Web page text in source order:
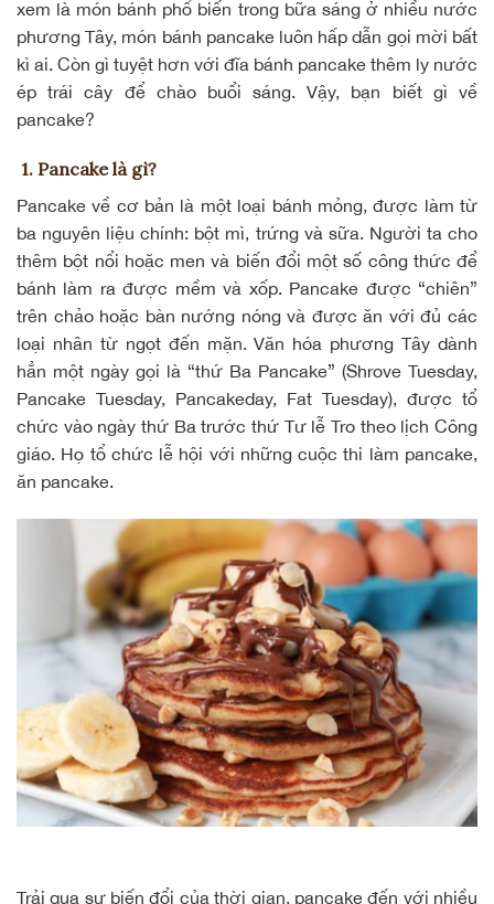
xem là món bánh phổ biến trong bữa sáng ở nhiều nước
phương Tây, món bánh pancake luôn hấp dẫn gọi mời bất
kì ai. Còn gì tuyệt hơn với đĩa bánh pancake thêm ly nước
ép trái cây để chào buổi sáng. Vậy, bạn biết gì về
pancake?
1. Pancake là gì?
Pancake về cơ bản là một loại bánh mỏng, được làm từ
ba nguyên liệu chính: bột mì, trứng và sữa. Người ta cho
thêm bột nổi hoặc men và biến đổi một số công thức để
bánh làm ra được mềm và xốp. Pancake được “chiên”
trên chảo hoặc bàn nướng nóng và được ăn với đủ các
loại nhân từ ngọt đến mặn. Văn hóa phương Tây dành
hẳn một ngày gọi là “thứ Ba Pancake” (Shrove Tuesday,
Pancake Tuesday, Pancakeday, Fat Tuesday), được tổ
chức vào ngày thứ Ba trước thứ Tư lễ Tro theo lịch Công
giáo. Họ tổ chức lễ hội với những cuộc thi làm pancake,
ăn pancake.
Trải qua sự biến đổi của thời gian, pancake đến với nhiều